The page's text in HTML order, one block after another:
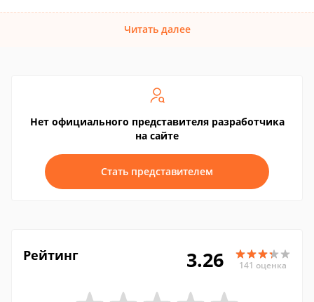
Читать далее
Нет официального представителя разработчика
на сайте
Стать представителем
Рейтинг 3.26 141 оценка